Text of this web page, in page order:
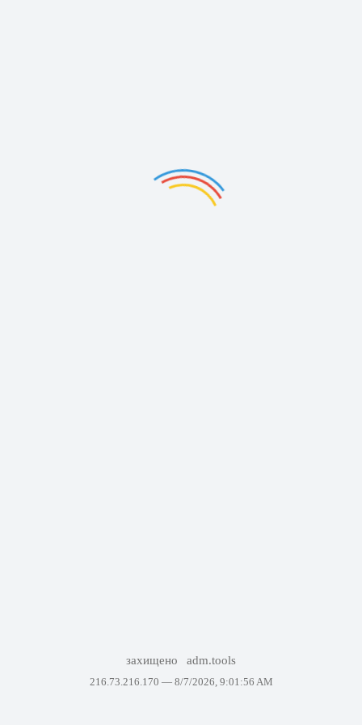
захищено adm.tools
216.73.216.170 — 8/7/2026, 9:01:56 AM